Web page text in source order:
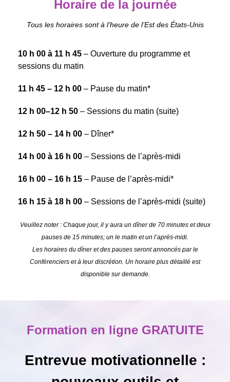
Horaire de la journée
Tous les horaires sont à l’heure de l’Est des États-Unis
10 h 00 à 11 h 45 – Ouverture du programme et
sessions du matin
11 h 45 – 12 h 00 – Pause du matin*
12 h 00–12 h 50 – Sessions du matin (suite)
12 h 50 – 14 h 00 – Dîner*
14 h 00 à 16 h 00 – Sessions de l’après-midi
16 h 00 – 16 h 15 – Pause de l’après-midi*
16 h 15 à 18 h 00 – Sessions de l’après-midi (suite)
Veuillez noter : Chaque jour, il y aura un dîner de 70 minutes et deux
pauses de 15 minutes; un le matin et un l’après-midi.
Les horaires du dîner et des pauses seront annoncés par le
Conférenciers et à leur discrétion. Un horaire plus détaillé est
disponible sur demande.
Formation en ligne GRATUITE
Entrevue motivationnelle :